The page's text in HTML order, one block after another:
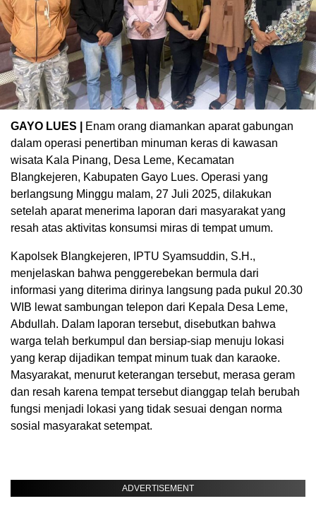
GAYO LUES |
Enam orang diamankan aparat gabungan
dalam operasi penertiban minuman keras di kawasan
wisata Kala Pinang, Desa Leme, Kecamatan
Blangkejeren, Kabupaten Gayo Lues. Operasi yang
berlangsung Minggu malam, 27 Juli 2025, dilakukan
setelah aparat menerima laporan dari masyarakat yang
resah atas aktivitas konsumsi miras di tempat umum.
Kapolsek Blangkejeren, IPTU Syamsuddin, S.H.,
menjelaskan bahwa penggerebekan bermula dari
informasi yang diterima dirinya langsung pada pukul 20.30
WIB lewat sambungan telepon dari Kepala Desa Leme,
Abdullah. Dalam laporan tersebut, disebutkan bahwa
warga telah berkumpul dan bersiap-siap menuju lokasi
yang kerap dijadikan tempat minum tuak dan karaoke.
Masyarakat, menurut keterangan tersebut, merasa geram
dan resah karena tempat tersebut dianggap telah berubah
fungsi menjadi lokasi yang tidak sesuai dengan norma
sosial masyarakat setempat.
ADVERTISEMENT